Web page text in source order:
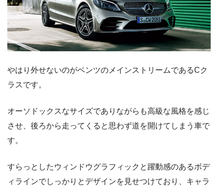
やはり外せないのがベンツのメインストリームであるCク
ラスです。
オーソドックスなサイズでありながらも高級な風格を感じ
させ、後ろから走ってくると思わず道を開けてしまう車で
す。
すらっとしたウィンドウグラフィックと躍動感のあるボデ
ィラインでしっかりとデザインを見せつけており、キャラ